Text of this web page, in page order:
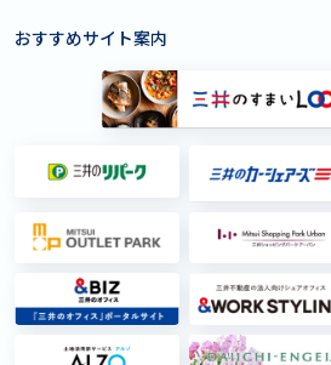
おすすめサイト案内